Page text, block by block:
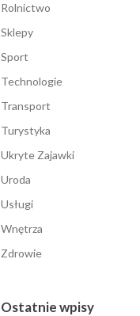
Rolnictwo
Sklepy
Sport
Technologie
Transport
Turystyka
Ukryte Zajawki
Uroda
Usługi
Wnętrza
Zdrowie
Ostatnie wpisy